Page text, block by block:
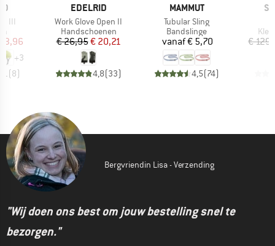
III
prijs
+3
(8)
MERK
EDELRID
Artikel
Work Glove Open II
Productgroep
Handschoenen
Prijs
€ 26,95Verlaagde prijs
€ 20,21
4,8(33)
MERK
MAMMUT
Artikel
Tubular Sling
Productgroep
Bandslinge
Prijs
vanaf€ 5,70
4,5(74)
€
Bergvriendin Lisa - Verzending
"Wij doen ons best om jouw bestelling snel te
bezorgen."